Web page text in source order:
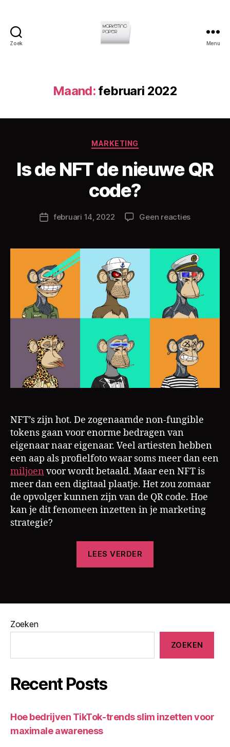
Zoek Menu
Maand: februari 2022
Categorieën
MARKETING
Is de NFT de nieuwe QR
code?
Berichtauteur
D
o
o
C
s
Berichtdatum
februari 14, 2022 Geen reactiesop
NFT
de
nieuwe
QR
code?
NFT’s zijn hot. De zogenaamde non-fungible
tokens gaan voor enorme bedragen van
eigenaar naar eigenaar. Veel artiesten hebben
een aap als profielfoto waar soms meer dan een
miljoen voor wordt betaald. Maar een NFT is
meer dan een digitaal plaatje. Het zou zomaar
de opvolger kunnen zijn van de QR code. Hoe
kan je dit fenomeen inzetten in je marketing
strategie?
LEES VERDER
nieuwe
code?”
b
c,
b
o
e
d
a
p
e ,
m
t
a
e
e
N
T ,
R
Zoeken
ZOEKEN
Recent Posts
Hoe bedrijven TikTok-trends slim inzetten voor
maximale awareness